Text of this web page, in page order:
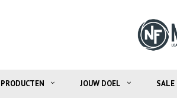
PRODUCTEN JOUW DOEL SALE